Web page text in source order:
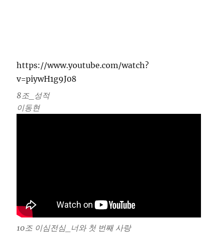
https://www.youtube.com/watch?
v=piywH1g9J08
8조_성적
이동현
10조 이심전심_너와 첫 번째 사랑